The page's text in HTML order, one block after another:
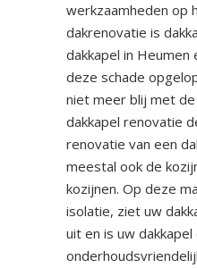
werkzaamheden op
dakrenovatie is
dakkapel in
deze schade
niet meer blij met
dakkapel renovatie
renovatie van een
meestal ook de
kozijnen. Op deze
isolatie, ziet uw
uit en is uw